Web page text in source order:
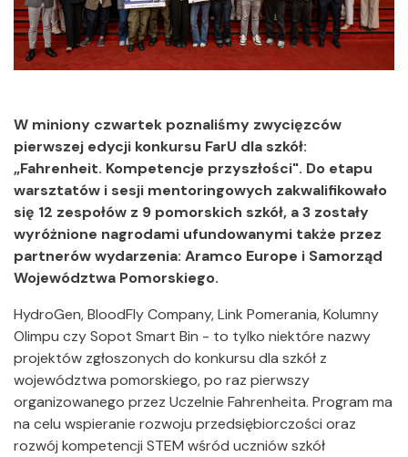
W miniony czwartek poznaliśmy zwycięzców
pierwszej edycji konkursu FarU dla szkół:
„Fahrenheit. Kompetencje przyszłości". Do etapu
warsztatów i sesji mentoringowych zakwalifikowało
się 12 zespołów z 9 pomorskich szkół, a 3 zostały
wyróżnione nagrodami ufundowanymi także przez
partnerów wydarzenia: Aramco Europe i Samorząd
Województwa Pomorskiego.
HydroGen, BloodFly Company, Link Pomerania, Kolumny
Olimpu czy Sopot Smart Bin - to tylko niektóre nazwy
projektów zgłoszonych do konkursu dla szkół z
województwa pomorskiego, po raz pierwszy
organizowanego przez Uczelnie Fahrenheita. Program ma
na celu wspieranie rozwoju przedsiębiorczości oraz
rozwój kompetencji STEM wśród uczniów szkół